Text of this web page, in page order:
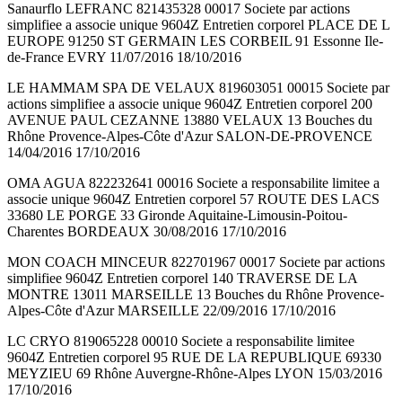
Sanaurflo LEFRANC 821435328 00017 Societe par actions
simplifiee a associe unique 9604Z Entretien corporel PLACE DE L
EUROPE 91250 ST GERMAIN LES CORBEIL 91 Essonne Ile-
de-France EVRY 11/07/2016 18/10/2016
LE HAMMAM SPA DE VELAUX 819603051 00015 Societe par
actions simplifiee a associe unique 9604Z Entretien corporel 200
AVENUE PAUL CEZANNE 13880 VELAUX 13 Bouches du
Rhône Provence-Alpes-Côte d'Azur SALON-DE-PROVENCE
14/04/2016 17/10/2016
OMA AGUA 822232641 00016 Societe a responsabilite limitee a
associe unique 9604Z Entretien corporel 57 ROUTE DES LACS
33680 LE PORGE 33 Gironde Aquitaine-Limousin-Poitou-
Charentes BORDEAUX 30/08/2016 17/10/2016
MON COACH MINCEUR 822701967 00017 Societe par actions
simplifiee 9604Z Entretien corporel 140 TRAVERSE DE LA
MONTRE 13011 MARSEILLE 13 Bouches du Rhône Provence-
Alpes-Côte d'Azur MARSEILLE 22/09/2016 17/10/2016
LC CRYO 819065228 00010 Societe a responsabilite limitee
9604Z Entretien corporel 95 RUE DE LA REPUBLIQUE 69330
MEYZIEU 69 Rhône Auvergne-Rhône-Alpes LYON 15/03/2016
17/10/2016